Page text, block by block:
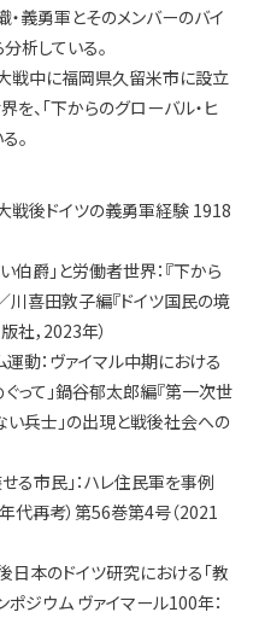
・義勇軍とそのメンバーのバイ
析している。
戦中に福岡県久留米市に設立
、「下からのグローバル・ヒ
。
戦後ドイツの義勇軍経験 1918
伯爵」と労働者世界：『下から
川喜田敦子編『ドイツ国民の境
社，2023年）
動：ヴァイマル中期における
って」鍋谷郁太郎編『第一次世
い兵士」の出現と戦後社会への
る市民」：ハレ住民軍を事例
代再考）第56巻第4号（2021
日本のドイツ研究における「教
ポジウム ヴァイマール100年：